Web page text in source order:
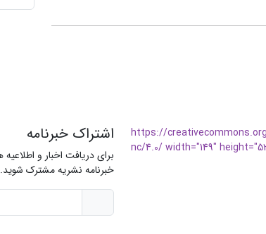
https://
nc/4.0/ width="149"
اشتراک خبرنامه
برای دریافت اخبار و
خبرنامه نشریه مشترک شوید.